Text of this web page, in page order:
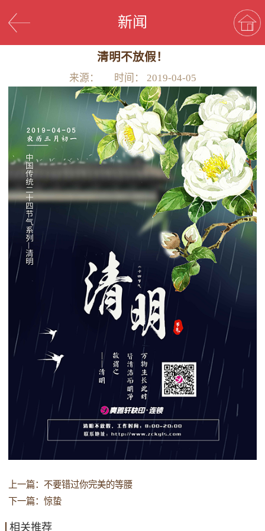
新闻
清明不放假！
来源： 时间： 2019-04-05
上一篇： 不要错过你完美的等腰
下一篇： 惊蛰
相关推荐